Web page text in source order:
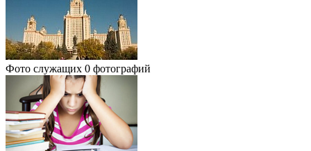
Фото служащих 0 фотографий